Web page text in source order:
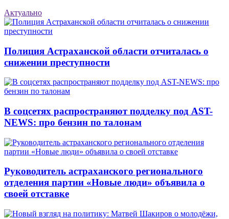
Актуально
Полиция Астраханской области отчиталась о
снижении преступности
В соцсетях распространяют подделку под AST-
NEWS: про бензин по талонам
Руководитель астраханского регионального
отделения партии «Новые люди» объявила о
своей отставке